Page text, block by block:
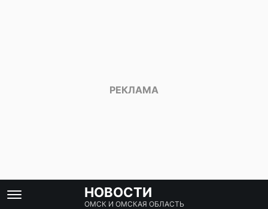
НОВОСТИ
ОМСК И ОМСКАЯ ОБЛАСТЬ